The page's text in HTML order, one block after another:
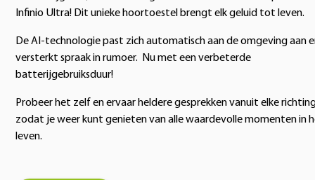
Infinio Ultra! Dit unieke hoortoestel brengt elk geluid tot leven.
De AI-technologie past zich automatisch aan de omgeving aan
versterkt spraak in rumoer. Nu met een verbeterde
batterijgebruiksduur!
Probeer het zelf en ervaar heldere gesprekken vanuit elke
zodat je weer kunt genieten van alle waardevolle momenten in
leven.